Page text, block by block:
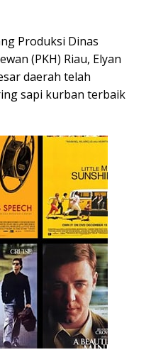
Produksi Dinas
(PKH) Riau, Elyan
daerah telah
sapi kurban terbaik